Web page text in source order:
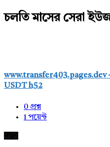
চলতি মাসের সেরা
www.transfer403.pages.dev
USDT h52
0 প্রশ্ন
1পয়েন্ট